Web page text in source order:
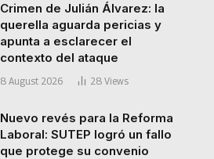
Crimen de Julián Álvarez: la
querella aguarda pericias y
apunta a esclarecer el
contexto del ataque
8 August 2026 28 Views
Nuevo revés para la Reforma
Laboral: SUTEP logró un fallo
que protege su convenio